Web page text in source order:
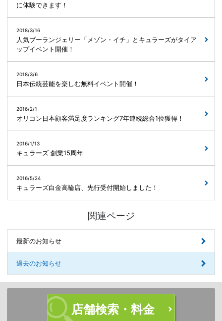
に体験できます！
2018/3/16
人気ブーランジェリー「メゾン・イチ」とキュラーズがタイア
ップイベント開催！
2018/3/6
日本伝統芸能を楽しむ無料イベント開催！
2016/2/1
オリコン日本顧客満足度ランキング7年連続総合1位獲得！
2016/1/13
キュラーズ 創業15周年
2016/5/24
キュラーズ白金高輪店、先行受付開始しました！
関連ページ
最新のお知らせ
過去のお知らせ
店舗検索・料金